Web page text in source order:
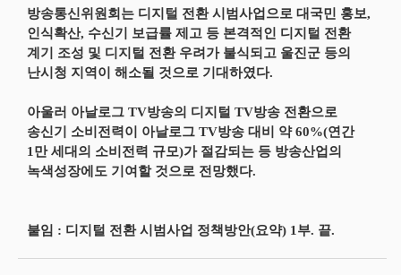
방송통신위원회는 디지털 전환 시범사업으로 대국민 홍보,
인식확산, 수신기 보급률 제고 등 본격적인 디지털 전환
계기 조성 및 디지털 전환 우려가 불식되고 울진군 등의
난시청 지역이 해소될 것으로 기대하였다.
아울러 아날로그 TV방송의 디지털 TV방송 전환으로
송신기 소비전력이 아날로그 TV방송 대비 약 60%(연간
1만 세대의 소비전력 규모)가 절감되는 등 방송산업의
녹색성장에도 기여할 것으로 전망했다.
붙임 : 디지털 전환 시범사업 정책방안(요약) 1부. 끝.